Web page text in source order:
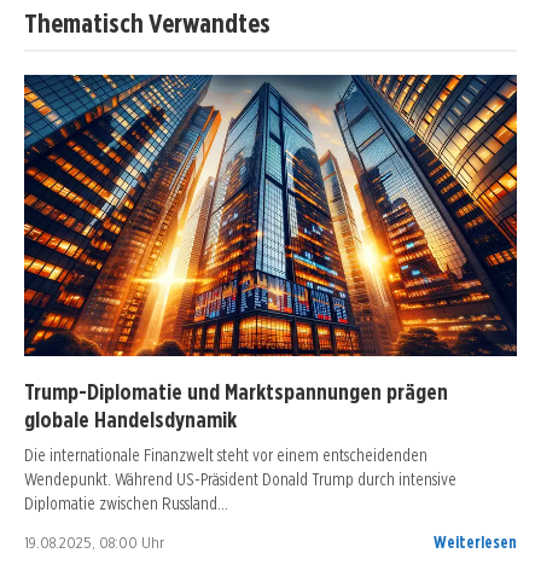
Thematisch Verwandtes
Trump-Diplomatie und Marktspannungen prägen
globale Handelsdynamik
Die internationale Finanzwelt steht vor einem entscheidenden
Wendepunkt. Während US-Präsident Donald Trump durch intensive
Diplomatie zwischen Russland…
19.08.2025, 08:00 Uhr Weiterlesen